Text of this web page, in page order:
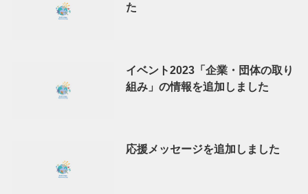
た
イベント2023「企業・団体の取り
組み」の情報を追加しました
応援メッセージを追加しました